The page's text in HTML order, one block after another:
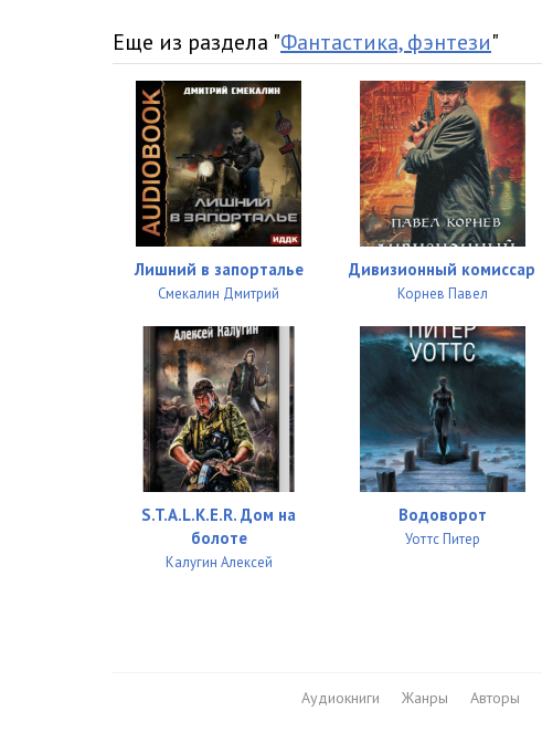
Еще из раздела "Фантастика, фэнтези"
Лишний в запорталье
Смекалин Дмитрий
Дивизионный комиссар
Корнев Павел
S.T.A.L.K.E.R. Дом на
болоте
Калугин Алексей
Водоворот
Уоттс Питер
Аудиокниги Жанры Авторы